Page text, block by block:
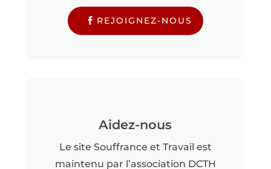
REJOIGNEZ-NOUS
Aidez-nous
Le site Souffrance et Travail est
maintenu par l’association DCTH